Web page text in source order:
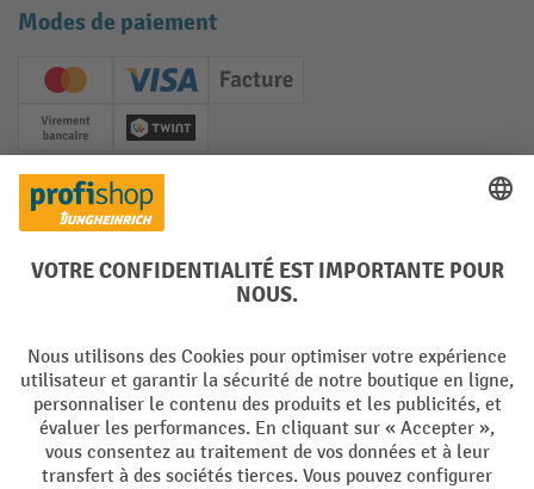
Modes de paiement
Creditcard (Master)Creditcard (Visa)
Facture
Paiement anticipé
Twint
Réseaux sociaux
Facebook
YouTube
LinkedIn
Instagram
Langues
DE FR